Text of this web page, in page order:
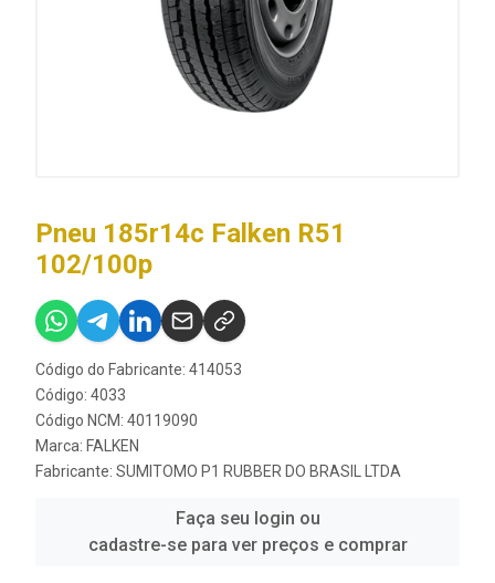
Pneu 185r14c Falken R51
102/100p
Código do Fabricante: 414053
Código: 4033
Código NCM: 40119090
Marca: FALKEN
Fabricante: SUMITOMO P1 RUBBER DO BRASIL LTDA
Faça seu login ou
cadastre-se para ver preços e comprar